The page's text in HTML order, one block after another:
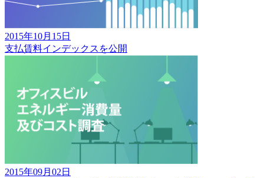
2015年10月15日
支払賃料インデックスを公開
2015年09月02日